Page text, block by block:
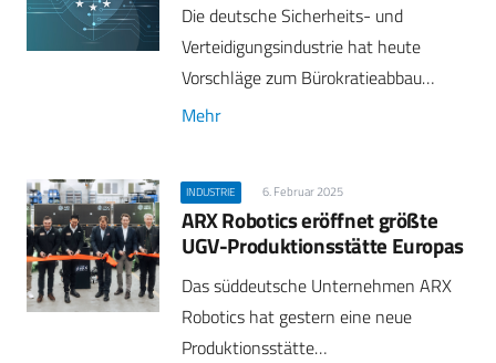
Die deutsche Sicherheits- und
Verteidigungsindustrie hat heute
Vorschläge zum Bürokratieabbau…
Mehr
INDUSTRIE 6. Februar 2025
ARX Robotics eröffnet größte
UGV-Produktionsstätte Europas
Das süddeutsche Unternehmen ARX
Robotics hat gestern eine neue
Produktionsstätte…